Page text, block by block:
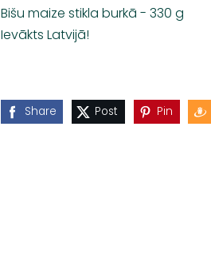
Bišu maize stikla burkā - 330 g
Ievākts Latvijā!
Share Post Pin